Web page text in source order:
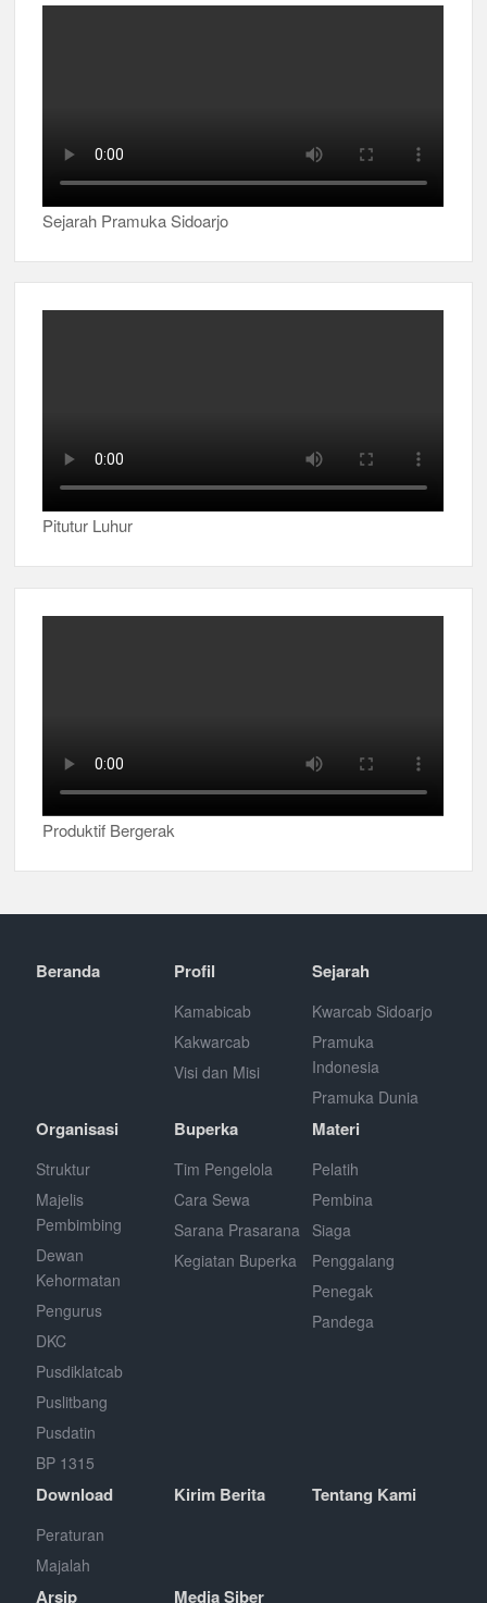
Sejarah Pramuka Sidoarjo
Pitutur Luhur
Produktif Bergerak
Beranda Profil
Kamabicab
Kakwarcab
Visi dan Misi
Sejarah
Kwarcab Sidoarjo
Pramuka
Indonesia
Pramuka Dunia
Organisasi
Struktur
Majelis
Pembimbing
Dewan
Kehormatan
Pengurus
DKC
Pusdiklatcab
Puslitbang
Pusdatin
BP 1315
Buperka
Tim Pengelola
Cara Sewa
Sarana Prasarana
Kegiatan Buperka
Materi
Pelatih
Pembina
Siaga
Penggalang
Penegak
Pandega
Download
Peraturan
Majalah
Kirim Berita Tentang Kami
Arsip Media Siber